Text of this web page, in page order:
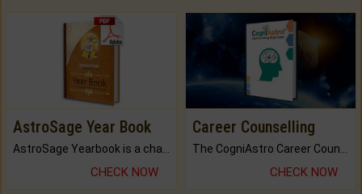
AstroSage Year Book
AstroSage Yearbook is a channel to fulfill your dreams and destiny.
CHECK NOW
Career Counselling
The CogniAstro Career Counselling Report is the most comprehensive report available on this topic.
CHECK NOW